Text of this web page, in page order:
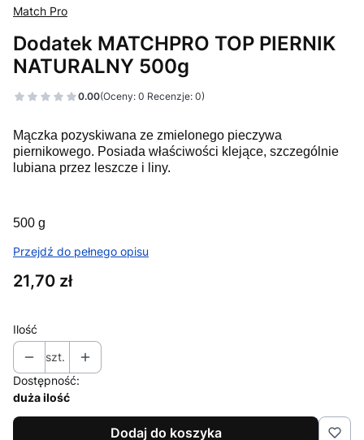
Match Pro
Dodatek MATCHPRO TOP PIERNIK
NATURALNY 500g
0.00(Oceny: 0 Recenzje: 0)
Mączka pozyskiwana ze zmielonego pieczywa
piernikowego. Posiada właściwości klejące, szczególnie
lubiana przez leszcze i liny.
500 g
Przejdź do pełnego opisu
Cena
21,70 zł
Ilość
szt.
Dostępność:
duża ilość
Dodaj do koszyka